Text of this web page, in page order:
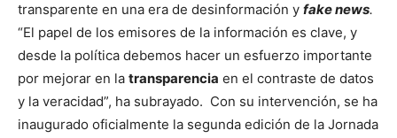
transparente en una era de desinformación y fake news.
“El papel de los emisores de la información es clave, y
desde la política debemos hacer un esfuerzo importante
por mejorar en la transparencia en el contraste de datos
y la veracidad”, ha subrayado. Con su intervención, se ha
inaugurado oficialmente la segunda edición de la Jornada